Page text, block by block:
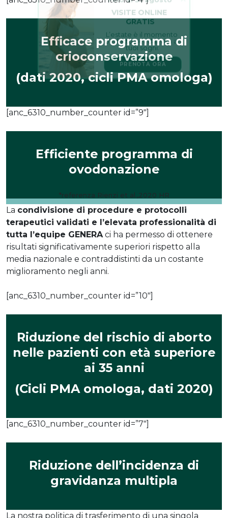
Efficace programma di
crioconservazione
(dati 2020, cicli PMA omologa)
[anc_6310_number_counter id=”9″]
Efficiente programma di
ovodonazione
*referenza Rienzi et al.,2020 HR
La condivisione di procedure e protocolli
terapeutici validati e l’elevata professionalità di
tutta l’equipe GENERAci ha permesso di ottenere
risultati significativamente superiori rispetto alla
media nazionale e contraddistinti da un costante
miglioramento negli anni.
[anc_6310_number_counter id=”10″]
Riduzione del rischio di aborto
nelle pazienti con età superiore
ai 35 anni
(Cicli PMA omologa, dati 2020)
[anc_6310_number_counter id=”7″]
Riduzione dell’incidenza di
gravidanza multipla
La nostra politica di trasferimento di una singola
GRATIS
L’estate è il momento
perfetto per dar vita ai
tuoi sogni.
PRENOTA ORA